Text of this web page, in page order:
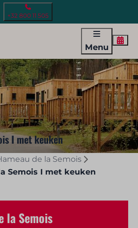
+32 800 11 505
Menu
I met keuken
de la Semois
Semois I met keuken
la Semois